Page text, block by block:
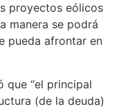
proyectos eólicos
manera se podrá
pueda afrontar en
que “el principal
(de la deuda)